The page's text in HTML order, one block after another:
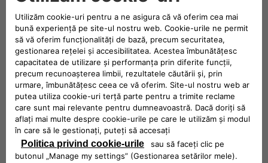
ATENȚIE: dacă aveți deja un cont aparținând unui site de
grup FCA, introduceți acreditările și accesați direct eLUM
REGISTRU